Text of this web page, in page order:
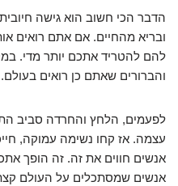
הדבר הכי חשוב הוא גישה
ובריא מהחיים. אם אתם רואים
להם להטריד אתכם יותר מדי.
והברורים שאתם כן רואים
לפעמים, הלחץ והחרדה סביב
עצמה. אז קחו נשימה עמוקה,
אנשים חווים את זה. זה הופך
אנשים שמסתכלים על העולם קצת